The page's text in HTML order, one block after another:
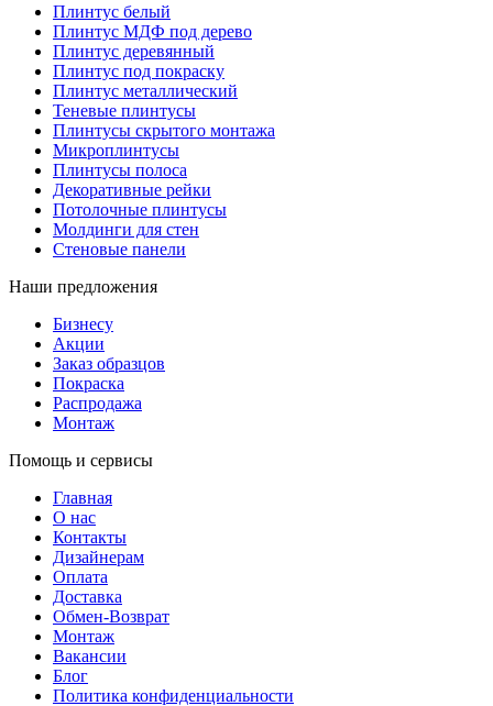
Плинтус белый
Плинтус МДФ под дерево
Плинтус деревянный
Плинтус под покраску
Плинтус металлический
Теневые плинтусы
Плинтусы скрытого монтажа
Микроплинтусы
Плинтусы полоса
Декоративные рейки
Потолочные плинтусы
Молдинги для стен
Стеновые панели
Наши предложения
Бизнесу
Акции
Заказ образцов
Покраска
Распродажа
Монтаж
Помощь и сервисы
Главная
О нас
Контакты
Дизайнерам
Оплата
Доставка
Обмен-Возврат
Монтаж
Вакансии
Блог
Политика конфиденциальности